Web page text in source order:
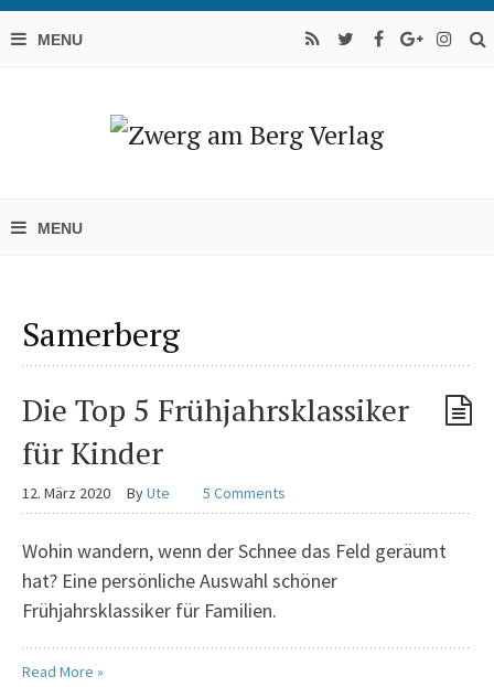
Samerberg
Die Top 5 Frühjahrsklassiker
für Kinder
12. März 2020 ByUte 5 Comments
Wohin wandern, wenn der Schnee das Feld geräumt
hat? Eine persönliche Auswahl schöner
Frühjahrsklassiker für Familien.
Read More »